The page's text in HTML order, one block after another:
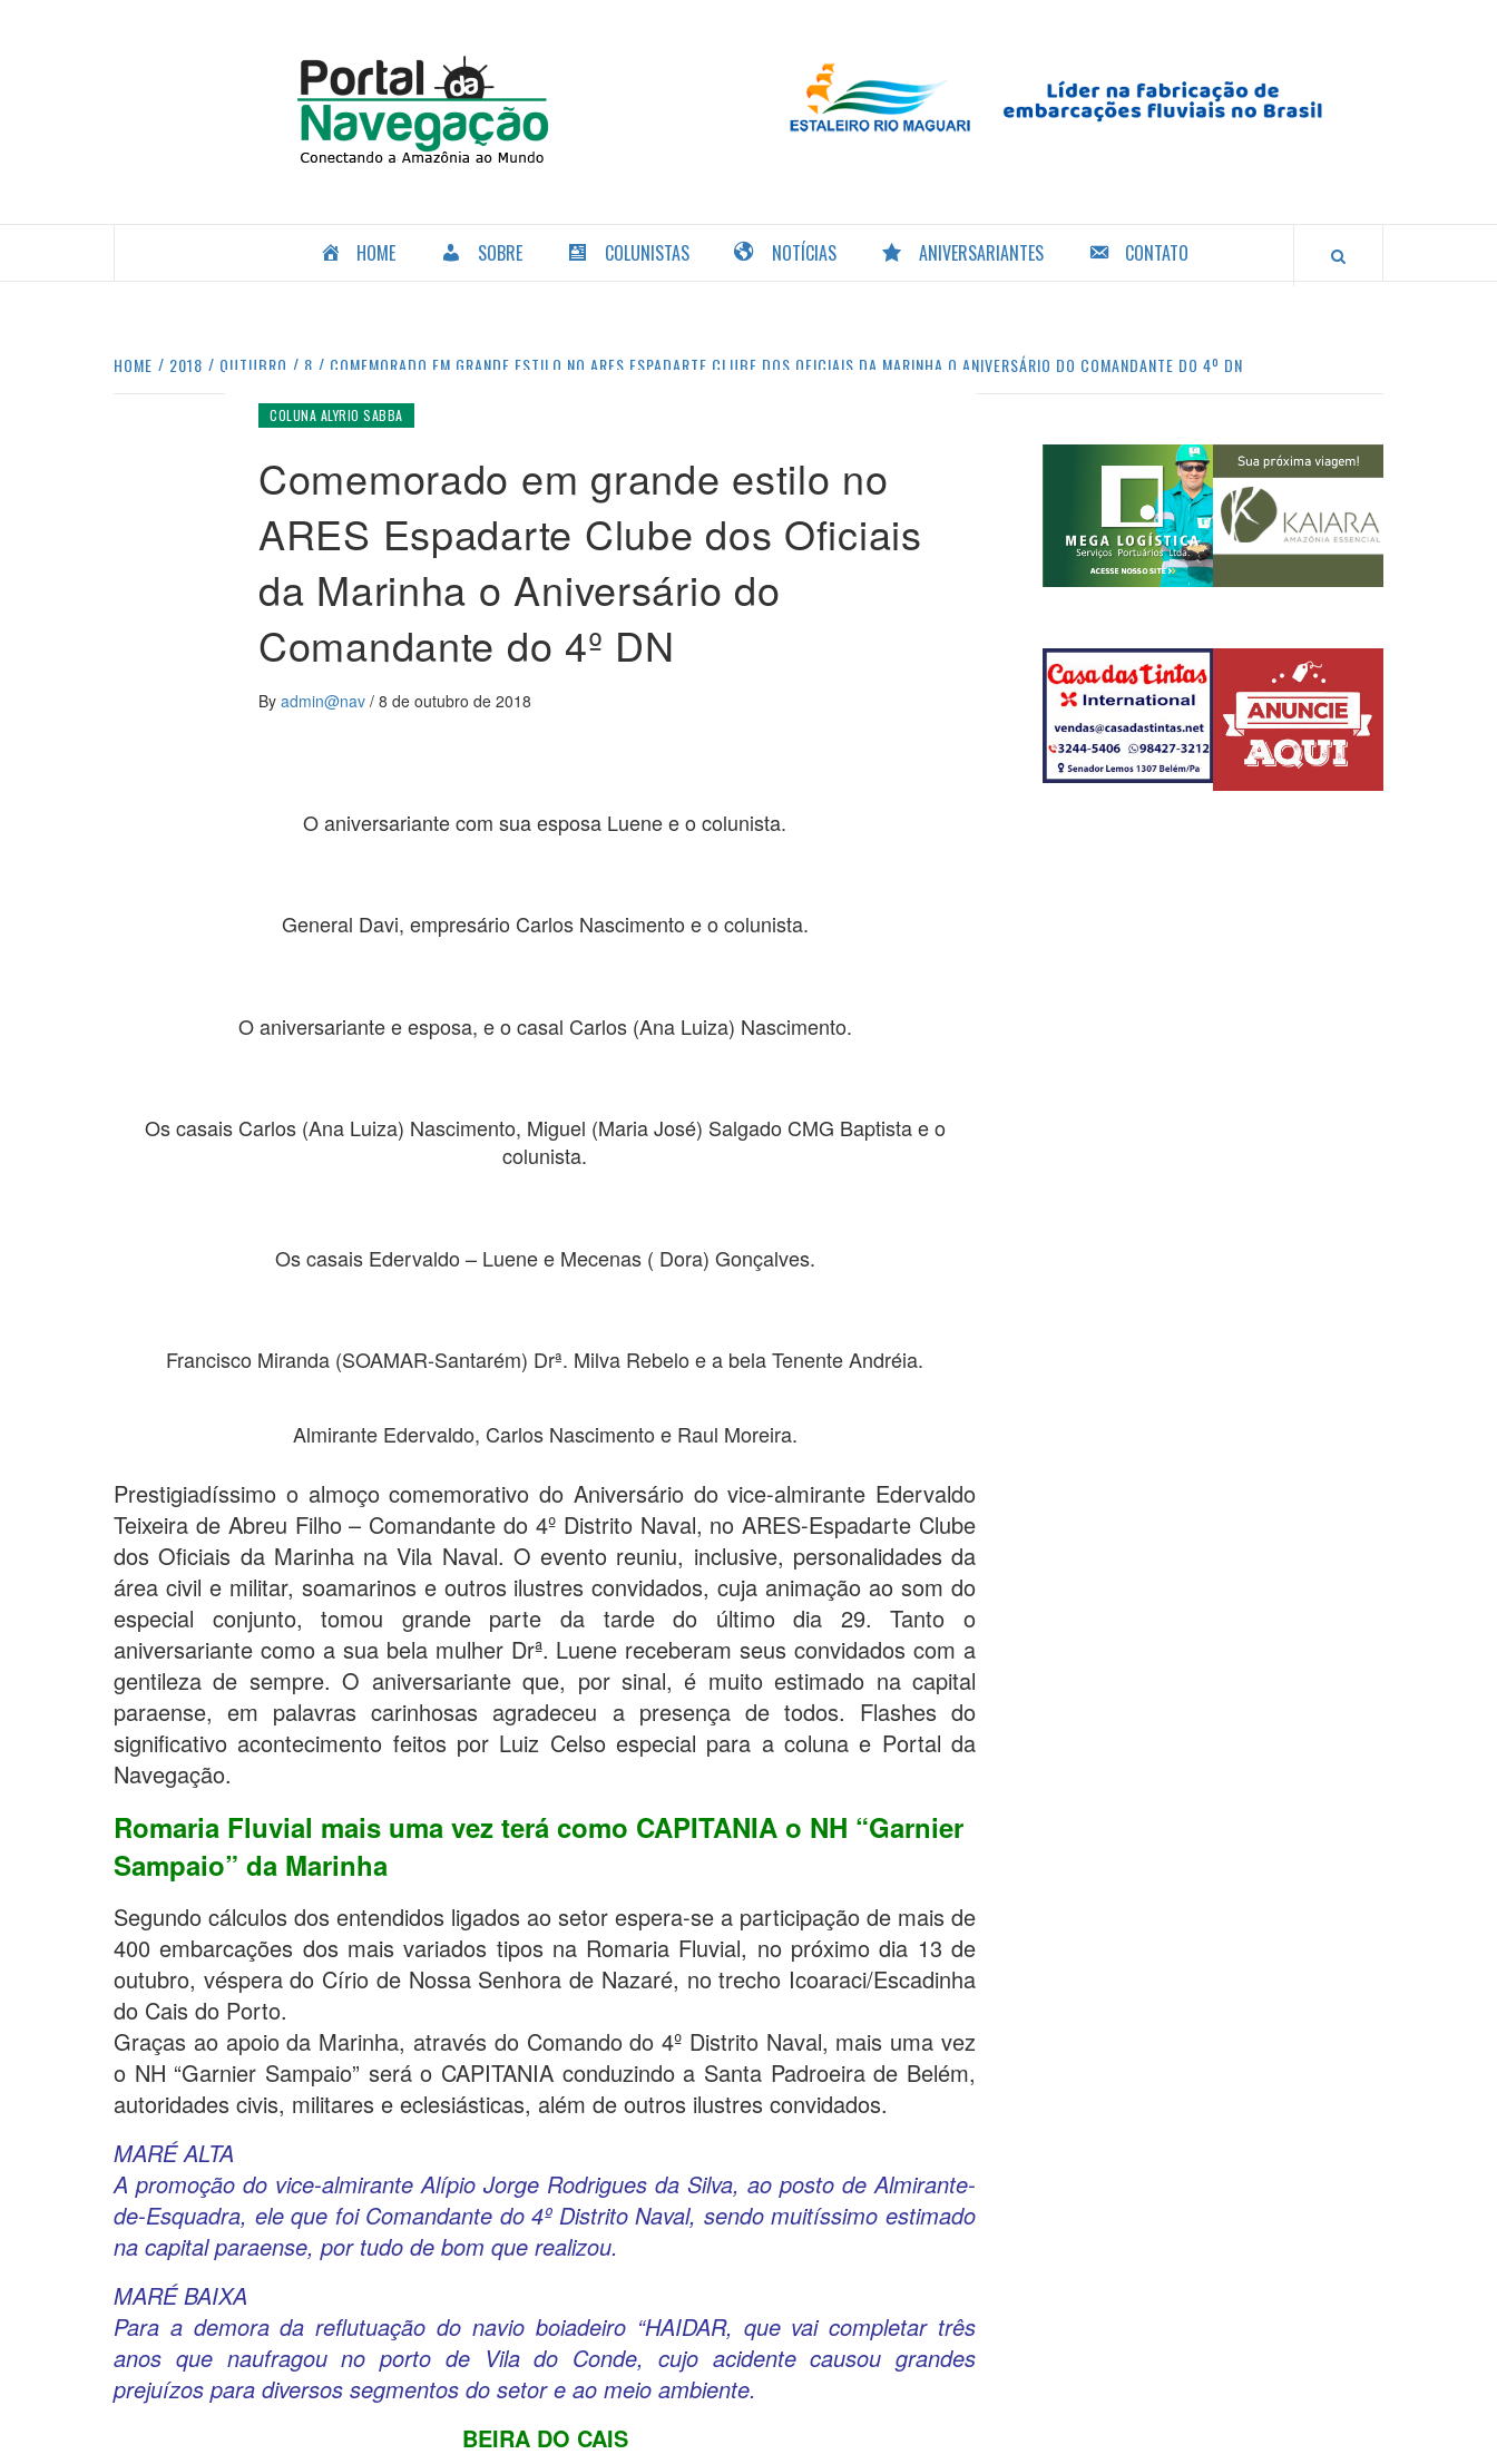
NAVEGAÇÃO
HOME SOBRE COLUNISTAS NOTÍCIAS ANIVERSARIANTES CONTATO
HOME 2018 OUTUBRO 8 COMEMORADO EM GRANDE ESTILO NO ARES ESPADARTE CLUBE DOS OFICIAIS DA MARINHA O ANIVERSÁRIO DO COMANDANTE DO 4º DN
COLUNA ALYRIO SABBA
Comemorado em grande estilo no
ARES Espadarte Clube dos Oficiais
da Marinha o Aniversário do
Comandante do 4º DN
By admin@nav / 8 de outubro de 2018
O aniversariante com sua esposa Luene e o colunista.
General Davi, empresário Carlos Nascimento e o colunista.
O aniversariante e esposa, e o casal Carlos (Ana Luiza) Nascimento.
Os casais Carlos (Ana Luiza) Nascimento, Miguel (Maria José) Salgado CMG Baptista e o
colunista.
Os casais Edervaldo – Luene e Mecenas ( Dora) Gonçalves.
Francisco Miranda (SOAMAR-Santarém) Drª. Milva Rebelo e a bela Tenente Andréia.
Almirante Edervaldo, Carlos Nascimento e Raul Moreira.
Prestigiadíssimo o almoço comemorativo do Aniversário do vice-almirante Edervaldo
Teixeira de Abreu Filho – Comandante do 4º Distrito Naval, no ARES-Espadarte Clube
dos Oficiais da Marinha na Vila Naval. O evento reuniu, inclusive, personalidades da
área civil e militar, soamarinos e outros ilustres convidados, cuja animação ao som do
especial conjunto, tomou grande parte da tarde do último dia 29. Tanto o
aniversariante como a sua bela mulher Drª. Luene receberam seus convidados com a
gentileza de sempre. O aniversariante que, por sinal, é muito estimado na capital
paraense, em palavras carinhosas agradeceu a presença de todos. Flashes do
significativo acontecimento feitos por Luiz Celso especial para a coluna e Portal da
Navegação.
Romaria Fluvial mais uma vez terá como CAPITANIA o NH “Garnier
Sampaio” da Marinha
Segundo cálculos dos entendidos ligados ao setor espera-se a participação de mais de
400 embarcações dos mais variados tipos na Romaria Fluvial, no próximo dia 13 de
outubro, véspera do Círio de Nossa Senhora de Nazaré, no trecho Icoaraci/Escadinha
do Cais do Porto.
Graças ao apoio da Marinha, através do Comando do 4º Distrito Naval, mais uma vez
o NH “Garnier Sampaio” será o CAPITANIA conduzindo a Santa Padroeira de Belém,
autoridades civis, militares e eclesiásticas, além de outros ilustres convidados.
MARÉ ALTA
A promoção do vice-almirante Alípio Jorge Rodrigues da Silva, ao posto de Almirante-
de-Esquadra, ele que foi Comandante do 4º Distrito Naval, sendo muitíssimo estimado
na capital paraense, por tudo de bom que realizou.
MARÉ BAIXA
Para a demora da reflutuação do navio boiadeiro “HAIDAR, que vai completar três
anos que naufragou no porto de Vila do Conde, cujo acidente causou grandes
prejuízos para diversos segmentos do setor e ao meio ambiente.
BEIRA DO CAIS